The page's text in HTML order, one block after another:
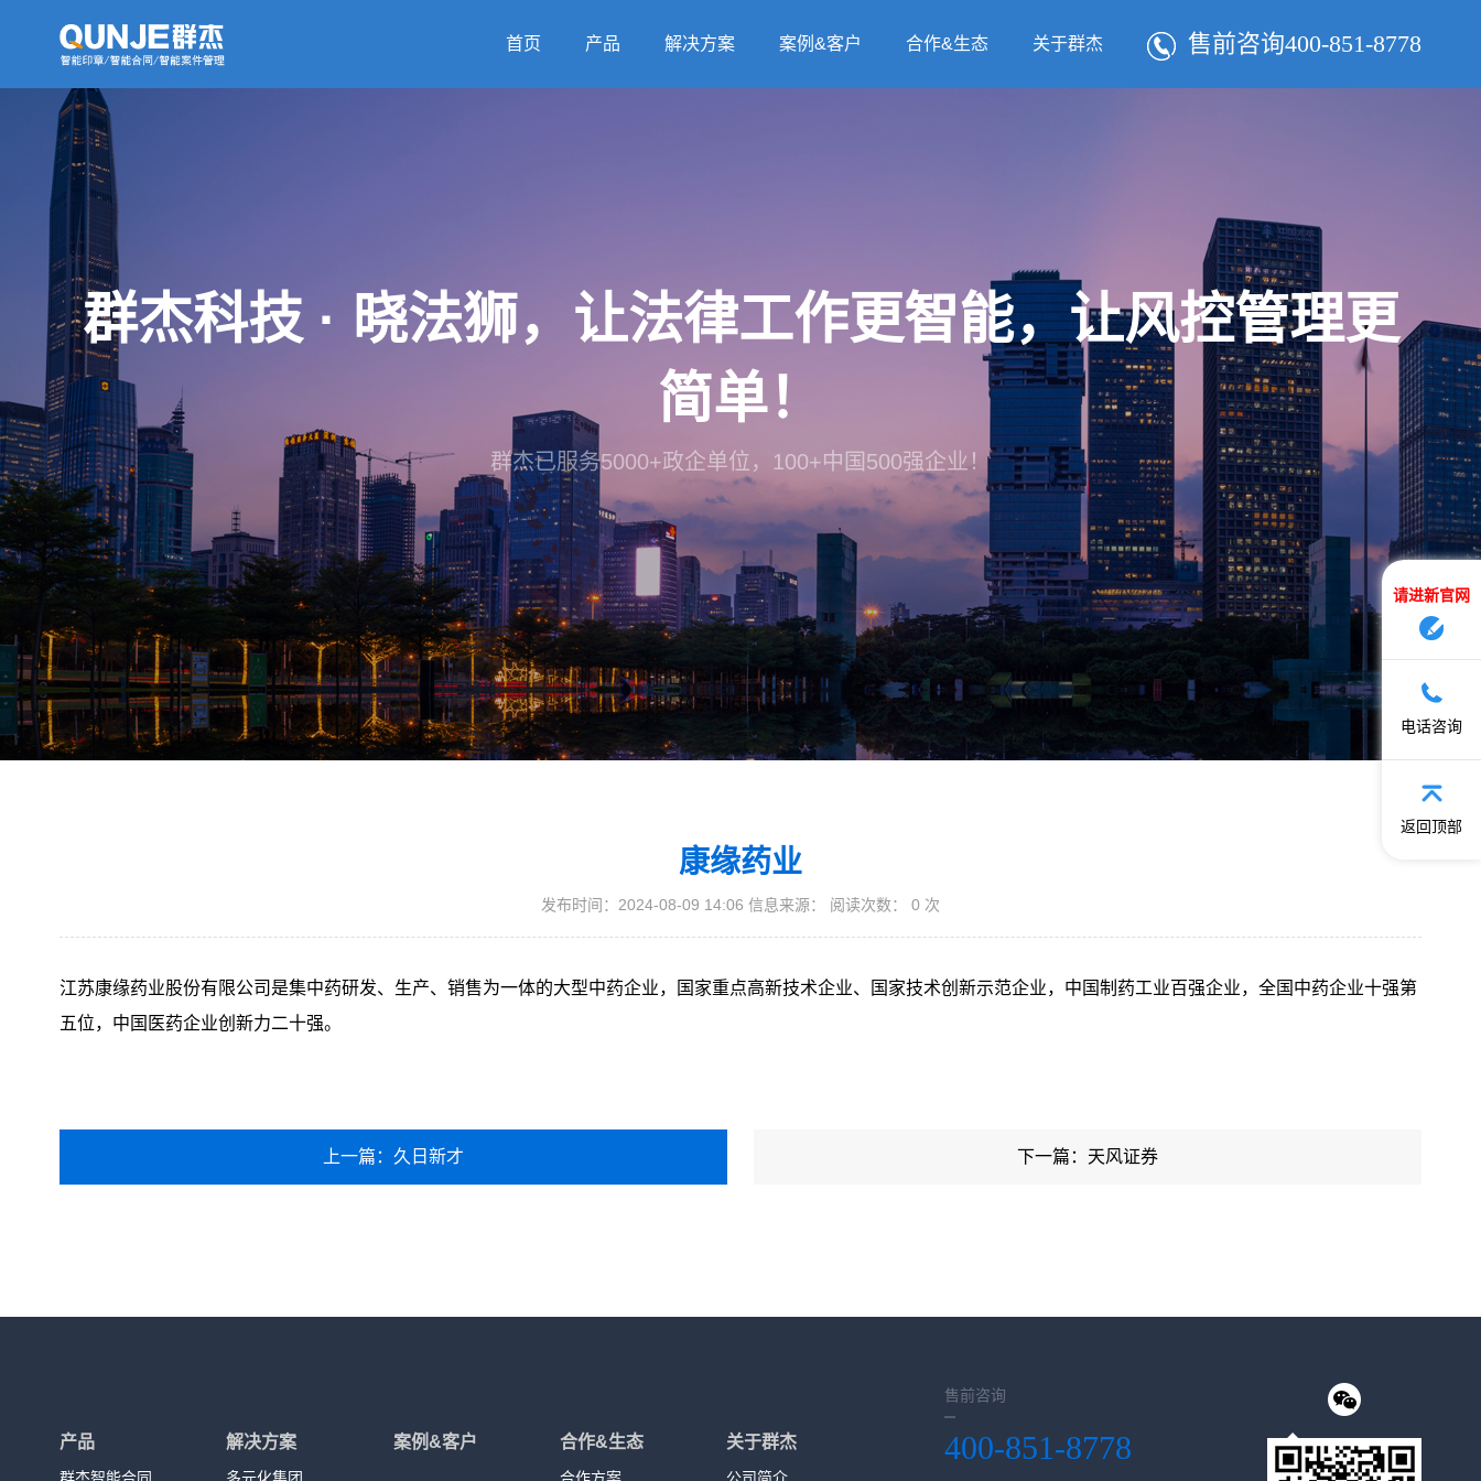
售前咨询400-851-8778
首页 产品 解决方案 案例&客户 合作&生态 关于群杰
群杰科技 · 晓法狮，让法律工作更智能，让风控管理更
简单！
群杰已服务5000+政企单位，100+中国500强企业！
康缘药业
发布时间：2024-08-09 14:06 信息来源： 阅读次数： 0 次
江苏康缘药业股份有限公司是集中药研发、生产、销售为一体的大型中药企业，国家重点高新技术企业、国家技术创新示范企业，中国制药工业百强企业，全国中药企业十强第
五位，中国医药企业创新力二十强。
上一篇：久日新才 下一篇：天风证券
产品 解决方案 案例&客户 合作&生态 关于群杰
售前咨询
400-851-8778
请进新官网
电话咨询
返回顶部